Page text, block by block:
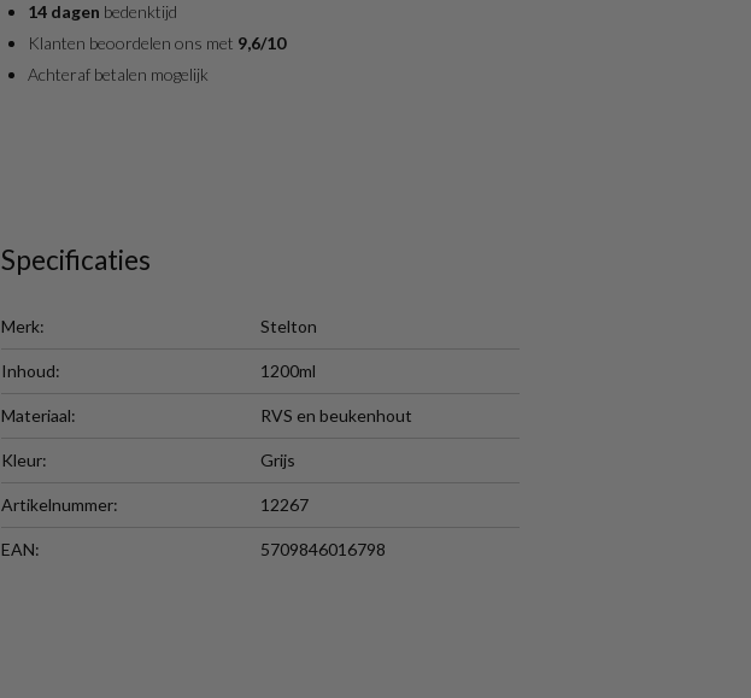
14 dagen bedenktijd
Klanten beoordelen ons met 9,6/10
Achteraf betalen mogelijk
Specificaties
Merk: Stelton
Inhoud: 1200ml
Materiaal: RVS en beukenhout
Kleur: Grijs
Artikelnummer: 12267
EAN: 5709846016798